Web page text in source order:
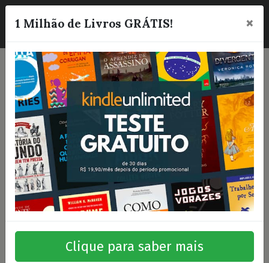
☰
1 Milhão de Livros GRÁTIS! ×
Clique para saber mais